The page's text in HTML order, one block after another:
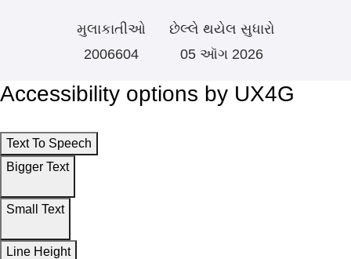
મુલાકાતીઓ
2006604
છેલ્લે થયેલ સુધારો
05 ઑગ 2026
Accessibility options by UX4G
Text To Speech
Bigger Text
Small Text
Line Height